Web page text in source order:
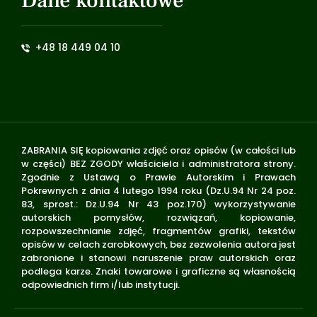
+48 18 449 04 10
ZABRANIA SIĘ kopiowania zdjęć oraz opisów (w całości lub
w części) BEZ ZGODY właściciela i administratora strony.
Zgodnie z Ustawą o Prawie Autorskim i Prawach
Pokrewnych z dnia 4 lutego 1994 roku (Dz.U.94 Nr 24 poz.
83, sprost.: Dz.U.94 Nr 43 poz.170) wykorzystywanie
autorskich pomysłów, rozwiązań, kopiowanie,
rozpowszechnianie zdjęć, fragmentów grafiki, tekstów
opisów w celach zarobkowych, bez zezwolenia autora jest
zabronione i stanowi naruszenie praw autorskich oraz
podlega karze. Znaki towarowe i graficzne są własnością
odpowiednich firm i/lub instytucji.